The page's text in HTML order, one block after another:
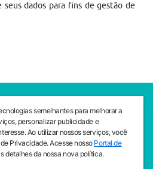
dados para fins de gestão de
SEDE CEJAM
São Paulo, 01503-001
3469 - 1818
CEJAM
São Paulo, 01503-001
semelhantes para melhorar a
personalizar publicidade e
Ao utilizar nossos serviços, você
Privacidade. Acesse nosso Portal de
detalhes da nossa nova política.